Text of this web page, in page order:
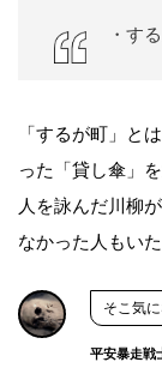
・す
「するが町」と
った「貸し傘」
人を詠んだ川柳
なかった人もい
そこ気
平安暴走戦